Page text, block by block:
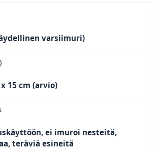
varsiimuri)
15 cm (arvio)
ei imuroi nesteitä,
teräviä esineitä